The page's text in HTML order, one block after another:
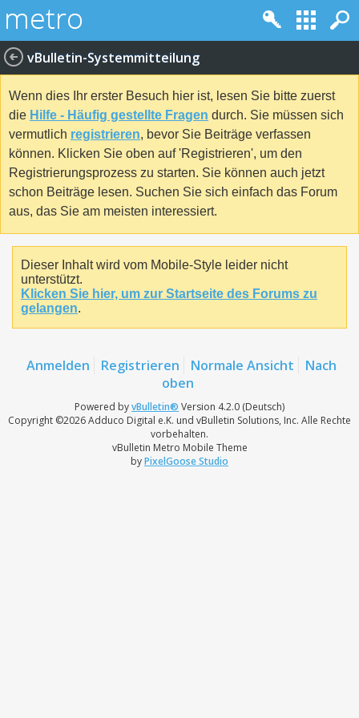
vBulletin-Systemmitteilung
Wenn dies Ihr erster Besuch hier ist, lesen Sie bitte zuerst
die Hilfe - Häufig gestellte Fragen durch. Sie müssen sich
vermutlich registrieren, bevor Sie Beiträge verfassen
können. Klicken Sie oben auf 'Registrieren', um den
Registrierungsprozess zu starten. Sie können auch jetzt
schon Beiträge lesen. Suchen Sie sich einfach das Forum
aus, das Sie am meisten interessiert.
Dieser Inhalt wird vom Mobile-Style leider nicht
unterstützt.
Klicken Sie hier, um zur Startseite des Forums zu
gelangen.
Anmelden Registrieren Normale Ansicht
Nach
oben
Powered byvBulletin® Version 4.2.0 (Deutsch)
Copyright ©2026 Adduco Digital e.K. und vBulletin Solutions, Inc. Alle Rechte
vorbehalten.
vBulletin Metro Mobile Theme
byPixelGoose Studio